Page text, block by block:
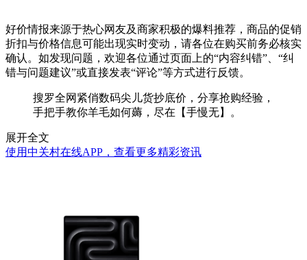
好价情报来源于热心网友及商家积极的爆料推荐，商品的促销
折扣与价格信息可能出现实时变动，请各位在购买前务必核实
确认。如发现问题，欢迎各位通过页面上的“内容纠错”、“纠
错与问题建议”或直接发表“评论”等方式进行反馈。
搜罗全网紧俏数码尖儿货抄底价，分享抢购经验，
手把手教你羊毛如何薅，尽在【手慢无】。
展开全文
使用中关村在线APP，查看更多精彩资讯